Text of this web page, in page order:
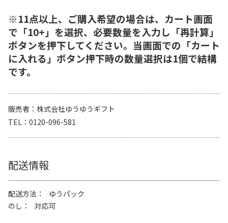
※11点以上、ご購入希望の場合は、カート画面
で「10+」を選択、必要数量を入力し「再計算」
ボタンを押下してください。当画面での「カート
に入れる」ボタン押下時の数量選択は1個で結構
です。
販売者
株式会社ゆうゆうギフト
TEL
0120-096-581
配送情報
配送方法
ゆうパック
のし
対応可